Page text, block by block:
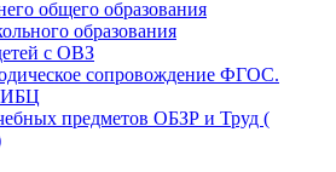
общего образования
образования
с ОВЗ
сопровождение ФГОС.
предметов ОБЗР и Труд (